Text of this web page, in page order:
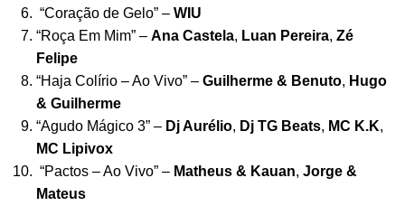
“Coração de Gelo” – WIU
“Roça Em Mim” – Ana Castela, Luan Pereira, Zé
Felipe
“Haja Colírio – Ao Vivo” – Guilherme & Benuto, Hugo
& Guilherme
“Agudo Mágico 3” – Dj Aurélio, Dj TG Beats, MC K.K,
MC Lipivox
“Pactos – Ao Vivo” – Matheus & Kauan, Jorge &
Mateus